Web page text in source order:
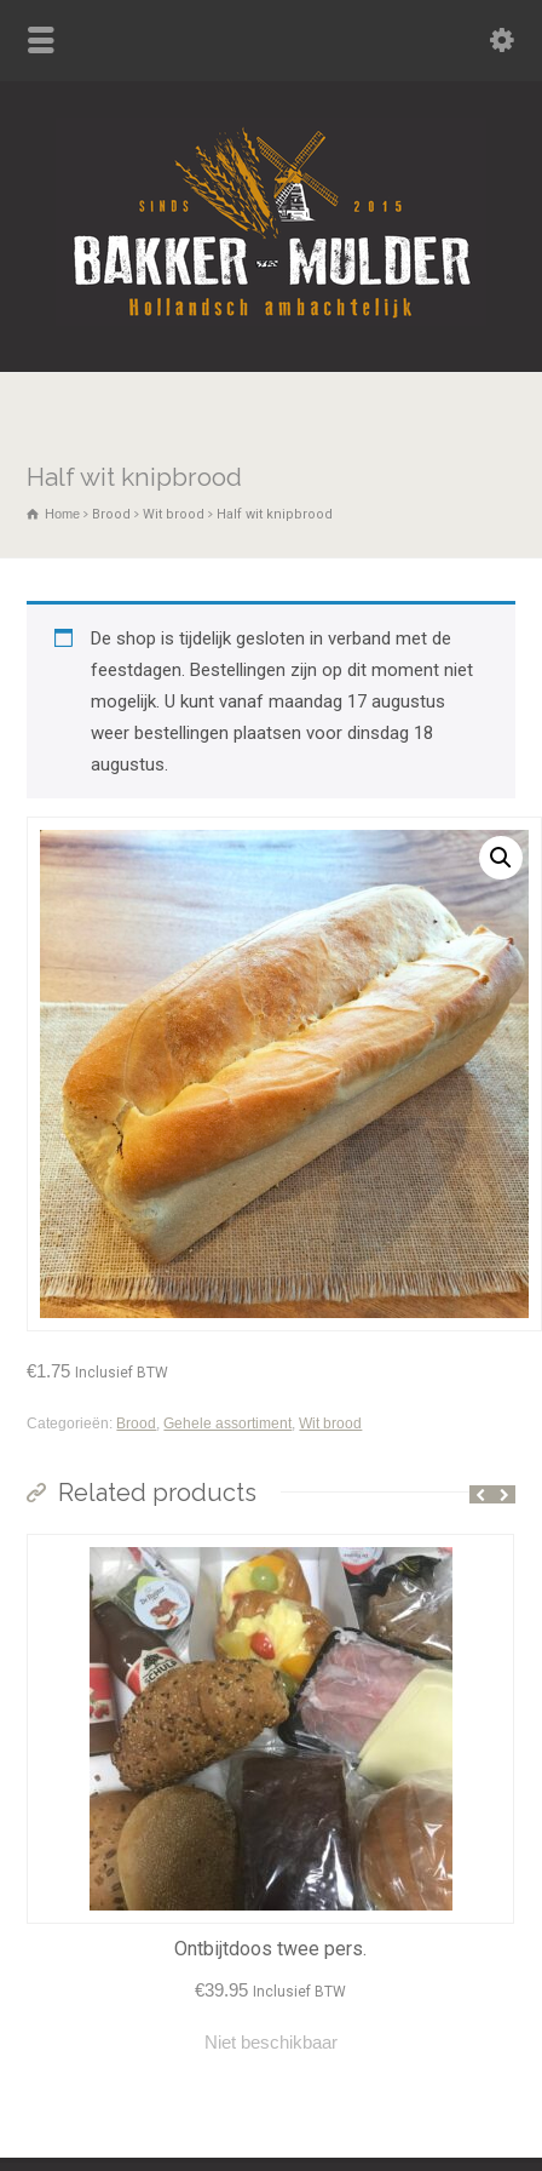
Half wit knipbrood
Home Brood Wit brood Half wit knipbrood
De shop is tijdelijk gesloten in verband met de
feestdagen. Bestellingen zijn op dit moment niet
mogelijk. U kunt vanaf maandag 17 augustus
weer bestellingen plaatsen voor dinsdag 18
augustus.
€1.75 Inclusief BTW
Categorieën: Brood ,Gehele assortiment,Wit brood
Related products
Ontbijtdoos twee pers.
€39.95 Inclusief BTW
Niet beschikbaar